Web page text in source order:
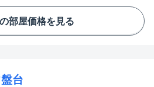
部屋価格を見る
台